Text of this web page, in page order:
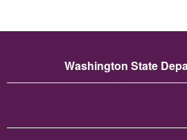
Washington State